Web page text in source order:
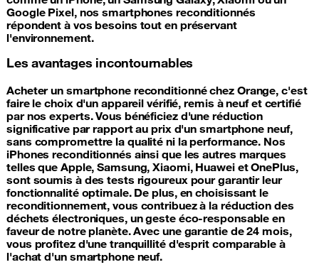
Google Pixel, nos smartphones reconditionnés
répondent à vos besoins tout en préservant
l'environnement.
Les avantages incontournables
Acheter un smartphone reconditionné chez Orange, c'est
faire le choix d'un appareil vérifié, remis à neuf et certifié
par nos experts. Vous bénéficiez d'une réduction
significative par rapport au prix d'un smartphone neuf,
sans compromettre la qualité ni la performance. Nos
iPhones reconditionnés ainsi que les autres marques
telles que Apple, Samsung, Xiaomi, Huawei et OnePlus,
sont soumis à des tests rigoureux pour garantir leur
fonctionnalité optimale. De plus, en choisissant le
reconditionnement, vous contribuez à la réduction des
déchets électroniques, un geste éco-responsable en
faveur de notre planète. Avec une garantie de 24 mois,
vous profitez d'une tranquillité d'esprit comparable à
l'achat d'un smartphone neuf.